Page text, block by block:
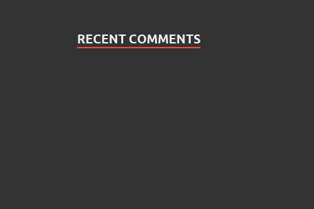
RECENT COMMENTS